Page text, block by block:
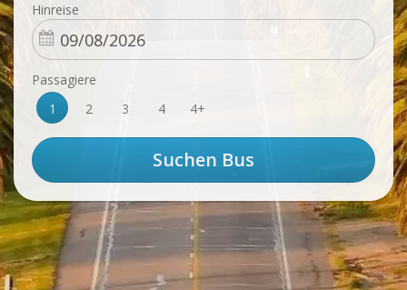
Hinreise
Passagiere
1
2 3 4 4+